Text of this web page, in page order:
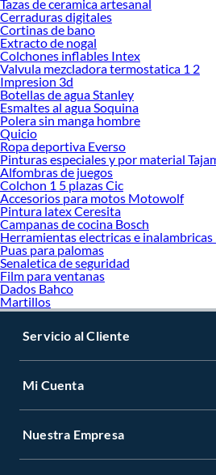
Tazas de ceramica artesanal
Cerraduras digitales
Cortinas de bano
Extracto de nogal
Colchones inflables Intex
Valvula mezcladora termostatica 1 2
Impresion 3d
Botellas de agua Stanley
Esmaltes al agua Soquina
Polera sin manga hombre
Quicio
Ropa deportiva Everso
Pinturas especiales y por material
Alfombras de juegos
Colchon 1 5 plazas Cic
Accesorios para motos Motowolf
Pintura latex Ceresita
Campanas de cocina Bosch
Herramientas electricas e inalambricas
Puas para palomas
Senaletica de seguridad
Film para ventanas
Dados Bahco
Martillos
Servicio al Cliente
Mi Cuenta
Nuestra Empresa